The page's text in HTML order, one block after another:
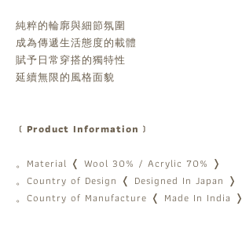
純粹的輪廓與細節氛圍
成為傳遞生活態度的載體
賦予日常穿搭的獨特性
延續無限的風格面貌
﹝Product Information﹞
。Material ❬ Wool 30% / Acrylic 70% ❭
。Country of Design ❬ Designed In Japan ❭
。Country of Manufacture ❬ Made In India ❭